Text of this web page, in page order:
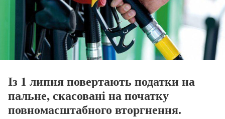
Із 1 липня повертають податки на
пальне, скасовані на початку
повномасштабного вторгнення.